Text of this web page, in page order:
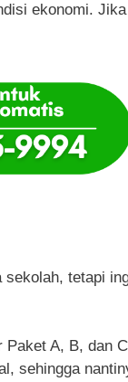
ekonomi.
tetapi
A, B, dan
sehingga